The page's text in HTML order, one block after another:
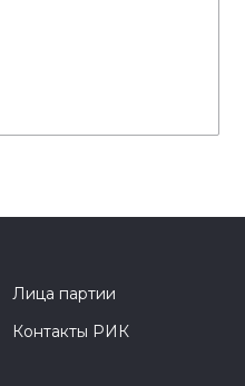
Лица партии
Контакты РИК